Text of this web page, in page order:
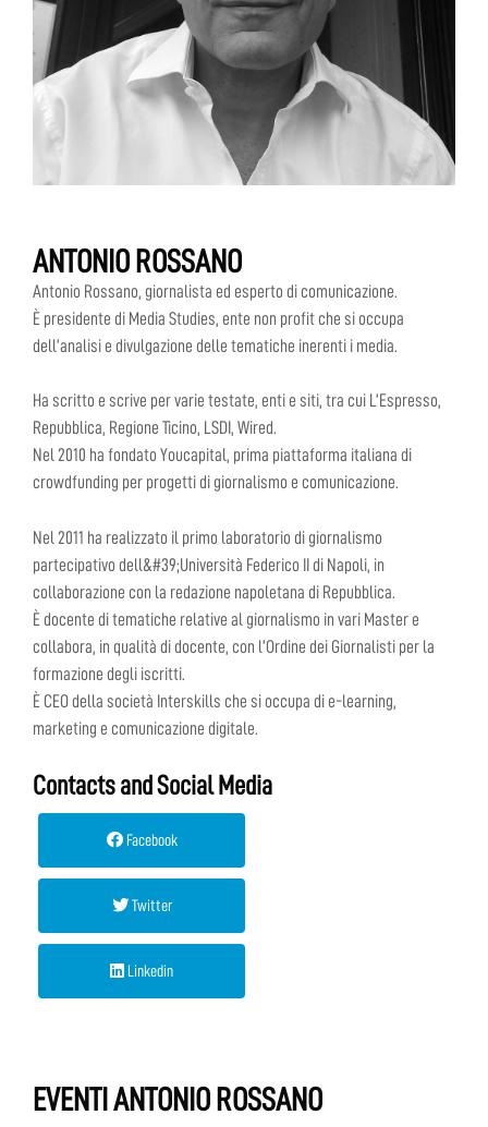
ANTONIO ROSSANO
Antonio Rossano, giornalista ed esperto di comunicazione.
È presidente di Media Studies, ente non profit che si occupa
dell’analisi e divulgazione delle tematiche inerenti i media.
Ha scritto e scrive per varie testate, enti e siti, tra cui L’Espresso,
Repubblica, Regione Ticino, LSDI, Wired.
Nel 2010 ha fondato Youcapital, prima piattaforma italiana di
crowdfunding per progetti di giornalismo e comunicazione.
Nel 2011 ha realizzato il primo laboratorio di giornalismo
partecipativo dell&#39;Università Federico II di Napoli, in
collaborazione con la redazione napoletana di Repubblica.
È docente di tematiche relative al giornalismo in vari Master e
collabora, in qualità di docente, con l’Ordine dei Giornalisti per la
formazione degli iscritti.
È CEO della società Interskills che si occupa di e-learning,
marketing e comunicazione digitale.
Contacts and Social Media
Facebook
Twitter
Linkedin
EVENTI ANTONIO ROSSANO